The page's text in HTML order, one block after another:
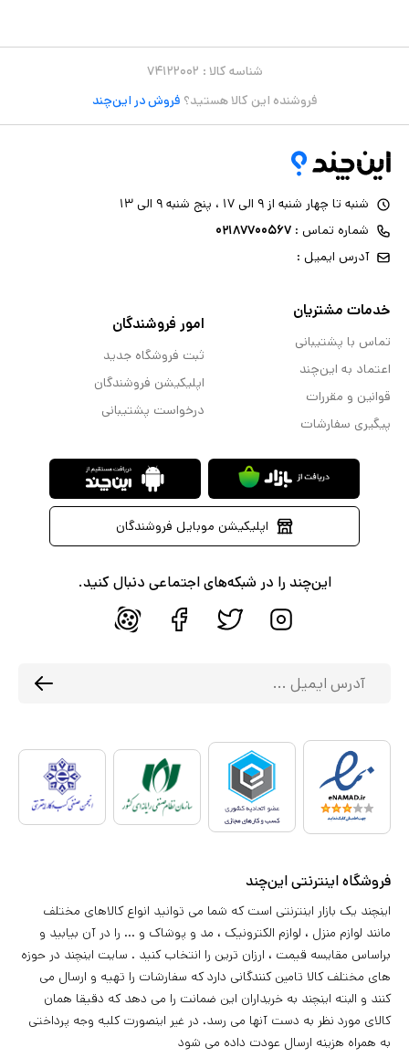
شناسه کالا : ۷۴۱۲۲۰۰۲
فروشنده این کالا هستید؟ فروش در این‌چند
شنبه تا چهار شنبه از ۹ الی ۱۷ ، پنج شنبه ۹ الی ۱۳
شماره تماس : ۰۲۱۸۷۷۰۰۵۶۷
آدرس ایمیل :
خدمات مشتریان
تماس با پشتیبانی
اعتماد به این‌چند
قوانین و مقررات
پیگیری سفارشات
امور فروشندگان
ثبت فروشگاه جدید
اپلیکیشن فروشندگان
درخواست پشتیبانی
اپلیکیشن موبایل فروشندگان
این‌چند را در شبکه‌های اجتماعی دنبال کنید.
فروشگاه اینترنتی این‌چند
اینچند یک بازار اینترنتی است که شما می توانید انواع کالاهای مختلف
مانند لوازم منزل ، لوازم الکترونیک ، مد و پوشاک و ... را در آن بیابید و
براساس مقایسه قیمت ، ارزان ترین را انتخاب کنید . سایت اینچند در حوزه
های مختلف کالا تامین کنندگانی دارد که سفارشات را تهیه و ارسال می
کنند و البته اینچند به خریداران این ضمانت را می دهد که دقیقا همان
کالای مورد نظر به دست آنها می رسد. در غیر اینصورت کلیه وجه پرداختی
به همراه هزینه ارسال عودت داده می شود